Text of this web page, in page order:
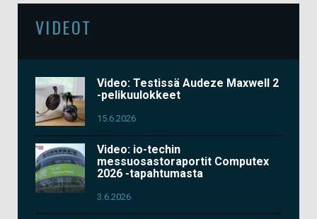
VIDEOT
Video: Testissä Audeze Maxwell 2
-pelikuulokkeet
15.6.2026
Video: io-techin
messuosastoraportit Computex
2026 -tapahtumasta
3.6.2026